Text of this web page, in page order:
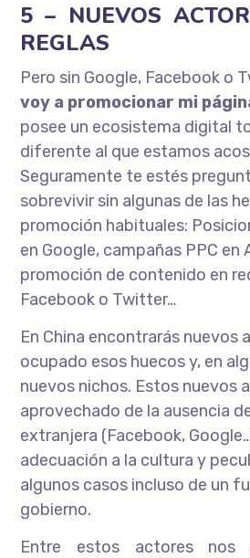
5 – NUEVOS
REGLAS
Pero sin Google, Facebook o
voy a promocionar mi
posee un ecosistema digital
diferente al que estamos
Seguramente te estés
sobrevivir sin algunas de las
promoción habituales:
en Google, campañas PPC en
promoción de contenido en
Facebook o Twitter…
En China encontrarás nuevos
ocupado esos huecos y, en
nuevos nichos. Estos nuevos
aprovechado de la ausencia
extranjera (Facebook,
adecuación a la cultura y
algunos casos incluso de un
gobierno.
Entre estos actores nos